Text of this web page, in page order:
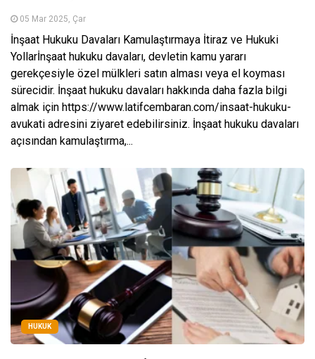
05 Mar 2025, Çar
İnşaat Hukuku Davaları Kamulaştırmaya İtiraz ve Hukuki
Yollarİnşaat hukuku davaları, devletin kamu yararı
gerekçesiyle özel mülkleri satın alması veya el koyması
sürecidir. İnşaat hukuku davaları hakkında daha fazla bilgi
almak için https://www.latifcembaran.com/insaat-hukuku-
avukati adresini ziyaret edebilirsiniz. İnşaat hukuku davaları
açısından kamulaştırma,...
HUKUK